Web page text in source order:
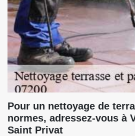
Pour un nettoyage de
normes, adressez-vous à
Saint Privat